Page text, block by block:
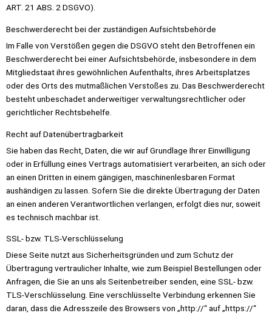
ART. 21 ABS. 2 DSGVO).
Beschwerde­recht bei der zuständigen Aufsichts­behörde
Im Falle von Verstößen gegen die DSGVO steht den Betroffenen ein
Beschwerderecht bei einer Aufsichtsbehörde, insbesondere in dem
Mitgliedstaat ihres gewöhnlichen Aufenthalts, ihres Arbeitsplatzes
oder des Orts des mutmaßlichen Verstoßes zu. Das Beschwerderecht
besteht unbeschadet anderweitiger verwaltungsrechtlicher oder
gerichtlicher Rechtsbehelfe.
Recht auf Daten­übertrag­barkeit
Sie haben das Recht, Daten, die wir auf Grundlage Ihrer Einwilligung
oder in Erfüllung eines Vertrags automatisiert verarbeiten, an sich oder
an einen Dritten in einem gängigen, maschinenlesbaren Format
aushändigen zu lassen. Sofern Sie die direkte Übertragung der Daten
an einen anderen Verantwortlichen verlangen, erfolgt dies nur, soweit
es technisch machbar ist.
SSL- bzw. TLS-Verschlüsselung
Diese Seite nutzt aus Sicherheitsgründen und zum Schutz der
Übertragung vertraulicher Inhalte, wie zum Beispiel Bestellungen oder
Anfragen, die Sie an uns als Seitenbetreiber senden, eine SSL- bzw.
TLS-Verschlüsselung. Eine verschlüsselte Verbindung erkennen Sie
daran, dass die Adresszeile des Browsers von „http://“ auf „https://“